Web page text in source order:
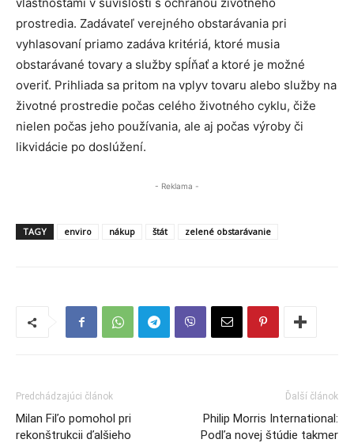
prostredia. Zadávateľ verejného obstarávania pri
vyhlasovaní priamo zadáva kritériá, ktoré musia
obstarávané tovary a služby spĺňať a ktoré je možné
overiť. Prihliada sa pritom na vplyv tovaru alebo služby na
životné prostredie počas celého životného cyklu, čiže
nielen počas jeho používania, ale aj počas výroby či
likvidácie po doslúžení.
- Reklama -
TAGY enviro nákup štát zelené obstarávanie
Predchádzajúci článok
Milan Fiľo pomohol pri
rekonštrukcii ďalšieho
Ďalší článok
Philip Morris International:
Podľa novej štúdie takmer